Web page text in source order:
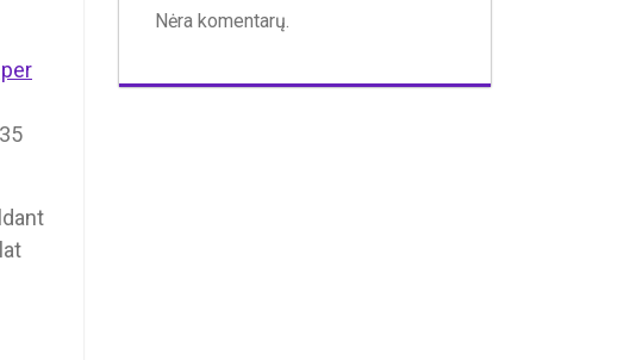
Nėra komentarų.